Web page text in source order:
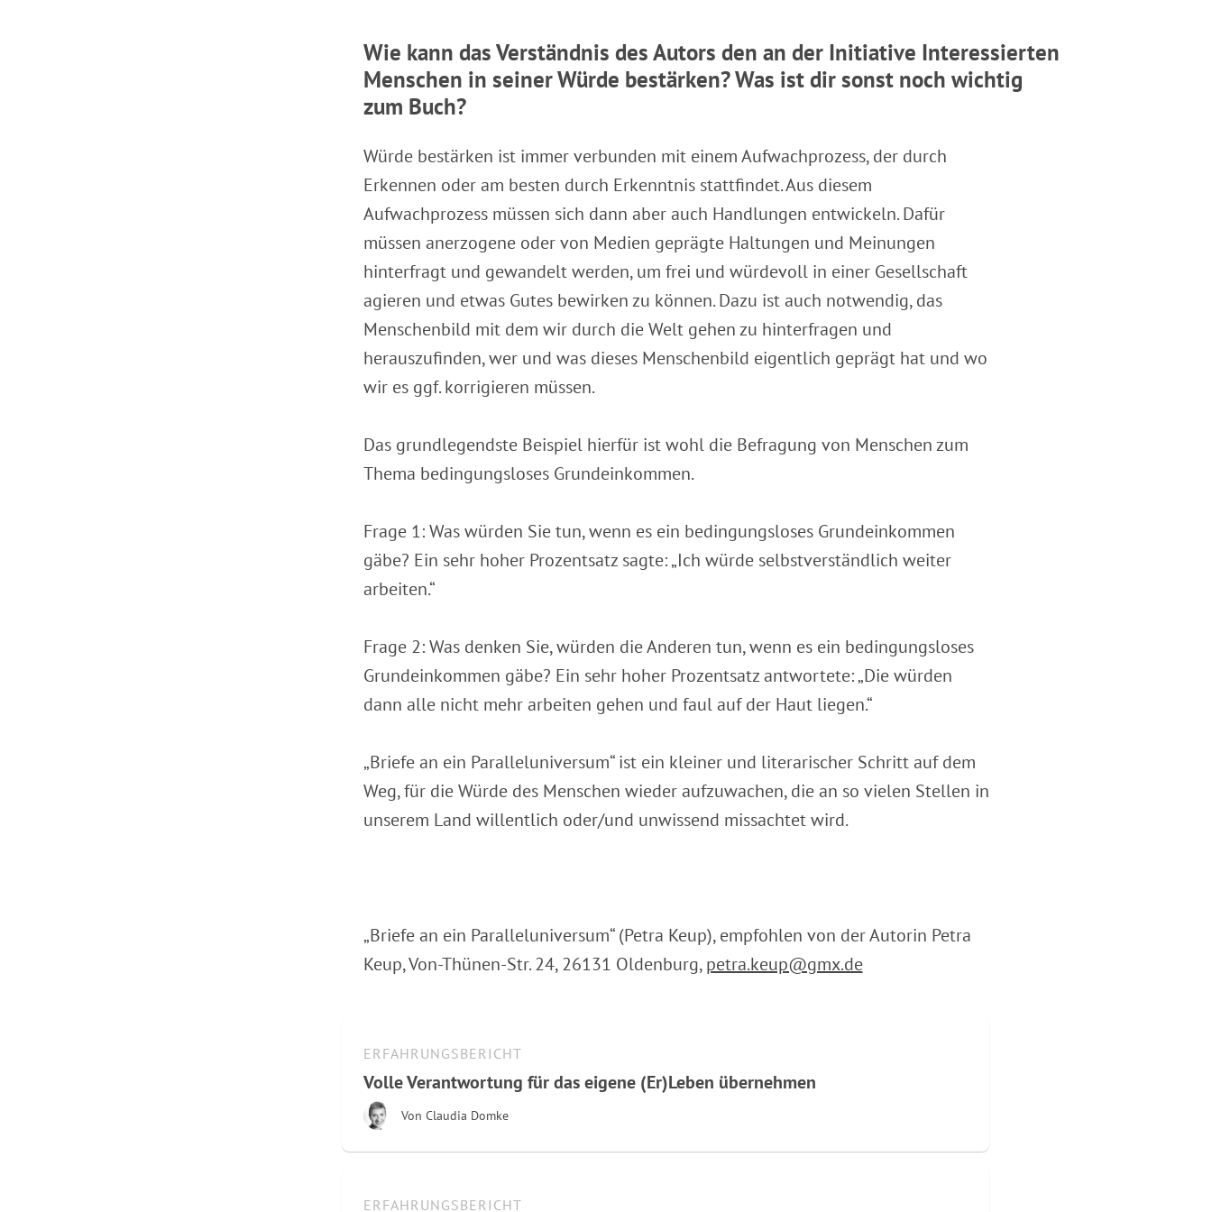
Wie kann das Verständnis des Autors den an der Initiative Interessierten
Menschen in seiner Würde bestärken? Was ist dir sonst noch wichtig
zum Buch?
Würde bestärken ist immer verbunden mit einem Aufwachprozess, der durch
Erkennen oder am besten durch Erkenntnis stattfindet. Aus diesem
Aufwachprozess müssen sich dann aber auch Handlungen entwickeln. Dafür
müssen anerzogene oder von Medien geprägte Haltungen und Meinungen
hinterfragt und gewandelt werden, um frei und würdevoll in einer Gesellschaft
agieren und etwas Gutes bewirken zu können. Dazu ist auch notwendig, das
Menschenbild mit dem wir durch die Welt gehen zu hinterfragen und
herauszufinden, wer und was dieses Menschenbild eigentlich geprägt hat und wo
wir es ggf. korrigieren müssen.
Das grundlegendste Beispiel hierfür ist wohl die Befragung von Menschen zum
Thema bedingungsloses Grundeinkommen.
Frage 1: Was würden Sie tun, wenn es ein bedingungsloses Grundeinkommen
gäbe? Ein sehr hoher Prozentsatz sagte: „Ich würde selbstverständlich weiter
arbeiten.“
Frage 2: Was denken Sie, würden die Anderen tun, wenn es ein bedingungsloses
Grundeinkommen gäbe? Ein sehr hoher Prozentsatz antwortete: „Die würden
dann alle nicht mehr arbeiten gehen und faul auf der Haut liegen.“
„Briefe an ein Paralleluniversum“ ist ein kleiner und literarischer Schritt auf dem
Weg, für die Würde des Menschen wieder aufzuwachen, die an so vielen Stellen in
unserem Land willentlich oder/und unwissend missachtet wird.
„Briefe an ein Paralleluniversum“ (Petra Keup), empfohlen von der Autorin Petra
Keup, Von-Thünen-Str. 24, 26131 Oldenburg,petra.keup@gmx.de
ERFAHRUNGSBERICHT
Volle Verantwortung für das eigene (Er)Leben übernehmen
Von Claudia Domke
ERFAHRUNGSBERICHT